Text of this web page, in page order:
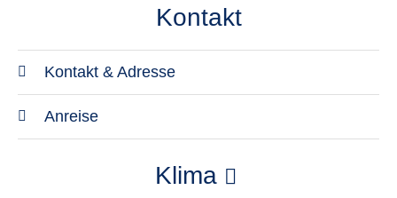
Kontakt
Kontakt & Adresse
Adresse
TUI BLUE Grand Azur
Cumhuriyet Bul. No: 17
Anreise
Die Transferzeit beträgt 90 Minuten.
Klima